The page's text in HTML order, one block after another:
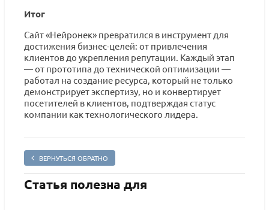
Итог
Сайт «Нейронек» превратился в инструмент для
достижения бизнес-целей: от привлечения
клиентов до укрепления репутации. Каждый этап
— от прототипа до технической оптимизации —
работал на создание ресурса, который не только
демонстрирует экспертизу, но и конвертирует
посетителей в клиентов, подтверждая статус
компании как технологического лидера.
ВЕРНУТЬСЯ ОБРАТНО
Статья полезна для